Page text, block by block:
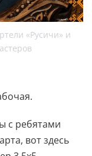
«Русичи» и
с ребятами
вот здесь